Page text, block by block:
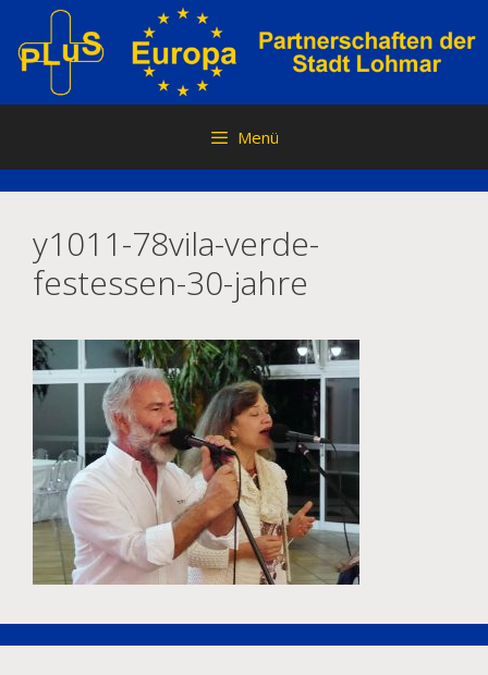
Inhalt
springen
Menü
y1011-78vila-verde-
festessen-30-jahre